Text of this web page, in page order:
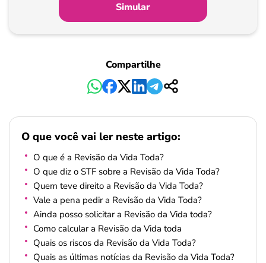
Simular
Compartilhe
O que você vai ler neste artigo:
O que é a Revisão da Vida Toda?
O que diz o STF sobre a Revisão da Vida Toda?
Quem teve direito a Revisão da Vida Toda?
Vale a pena pedir a Revisão da Vida Toda?
Ainda posso solicitar a Revisão da Vida toda?
Como calcular a Revisão da Vida toda
Quais os riscos da Revisão da Vida Toda?
Quais as últimas notícias da Revisão da Vida Toda?